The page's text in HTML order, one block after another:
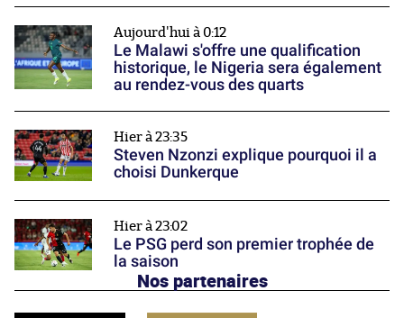
Aujourd'hui à 0:12
Le Malawi s'offre une qualification
historique, le Nigeria sera également
au rendez-vous des quarts
Hier à 23:35
Steven Nzonzi explique pourquoi il a
choisi Dunkerque
Hier à 23:02
Le PSG perd son premier trophée de
la saison
Nos partenaires